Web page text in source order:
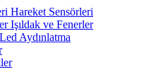
Hareket Sensörleri
Işıldak ve Fenerler
Led Aydınlatma